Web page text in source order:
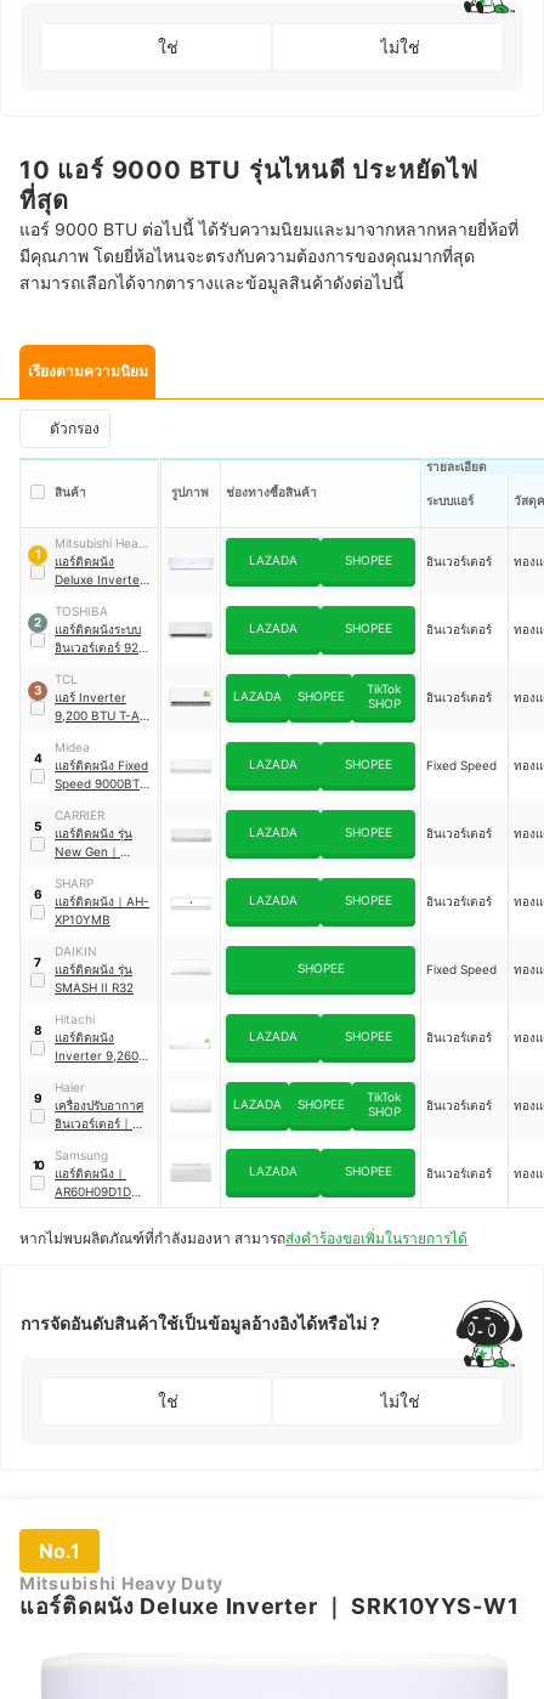
ใช่ ไม่ใช่
10 แอร์ 9000 BTU รุ่นไหนดี ประหยัดไฟ
ที่สุด
แอร์ 9000 BTU ต่อไปนี้ ได้รับความนิยมและมาจากหลากหลายยี่ห้อที่
มีคุณภาพ โดยยี่ห้อไหนจะตรงกับความต้องการของคุณมากที่สุด
สามารถเลือกได้จากตารางและข้อมูลสินค้าดังต่อไปนี้
เรียงตามความนิยม
ตัวกรอง
สินค้า รูปภาพ ช่องทางซื้อสินค้า
รายละเอียด
ระบบแอร์ วัสดุ
1
Mitsubishi Heavy
Duty
แอร์ติดผนัง
Deluxe Inverter
LAZADA SHOPEE อินเวอร์เตอร์ ทอง
2
TOSHIBA
แอร์ติดผนังระบบ
อินเวอร์เตอร์ 9200
LAZADA SHOPEE อินเวอร์เตอร์ ทอง
3
TCL
แอร์ Inverter
9,200 BTU T-AI
TAC-
BR09CSV/TD
LAZADA SHOPEE
TikTok
SHOP
อินเวอร์เตอร์ ทอง
4
Midea
แอร์ติดผนัง Fixed
Speed 9000BTU
LAZADA SHOPEE Fixed Speed ทอง
5
CARRIER
แอร์ติดผนัง รุ่น
New Gen ｜
LAZADA SHOPEE อินเวอร์เตอร์ ทอง
6
SHARP
แอร์ติดผนัง ｜ AH-
XP10YMB
LAZADA SHOPEE อินเวอร์เตอร์ ทอง
7
DAIKIN
แอร์ติดผนัง รุ่น
SMASH II R32
SHOPEE Fixed Speed ทอง
8
Hitachi
แอร์ติดผนัง
Inverter 9,260
300
LAZADA SHOPEE อินเวอร์เตอร์ ทอง
9
Haier
เครื่องปรับอากาศ
อินเวอร์เตอร์ ｜
LAZADA SHOPEE
TikTok
SHOP
อินเวอร์เตอร์ ทอง
10
Samsung
แอร์ติดผนัง ｜
AR60H09D1DWN
ST
LAZADA SHOPEE อินเวอร์เตอร์ ทอง
หากไม่พบผลิตภัณฑ์ที่กำลังมองหา สามารถส่งคำร้องขอเพิ่มในรายการได้
การจัดอันดับสินค้าใช้เป็นข้อมูลอ้างอิงได้หรือไม่ ?
ใช่ ไม่ใช่
No.1
Mitsubishi Heavy Duty
แอร์ติดผนัง Deluxe Inverter ｜SRK10YYS-W1